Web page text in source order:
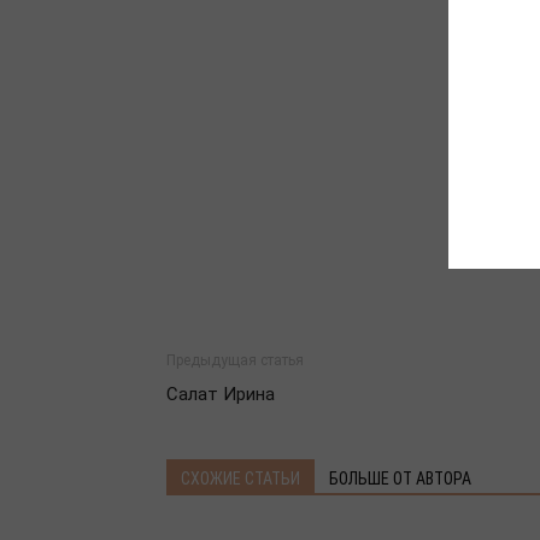
Салат Ирина
СХОЖИЕ СТАТЬИ БОЛЬШЕ ОТ АВТОРА